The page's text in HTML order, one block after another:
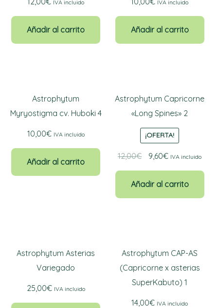
IVA incluido
Añadir al carrito
IVA incluido
Añadir al carrito
Astrophytum
Myryostigma cv. Huboki 4
10,00€ IVA incluido
Añadir al carrito
Astrophytum Capricorne
«Long Spines» 2
¡OFERTA!
12,00€
El
original
9,60€El
actual
IVA incluido
Añadir al carrito
Astrophytum Asterias
Variegado
25,00€ IVA incluido
Astrophytum CAP-AS
(Capricorne x asterias
SuperKabuto) 1
14,00€ IVA incluido